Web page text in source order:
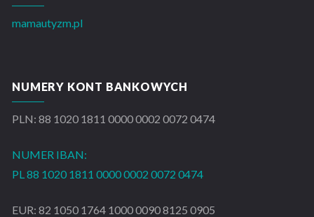
mamautyzm.pl
NUMERY KONT BANKOWYCH
PLN: 88 1020 1811 0000 0002 0072 0474
NUMER IBAN:
PL 88 1020 1811 0000 0002 0072 0474
EUR: 82 1050 1764 1000 0090 8125 0905